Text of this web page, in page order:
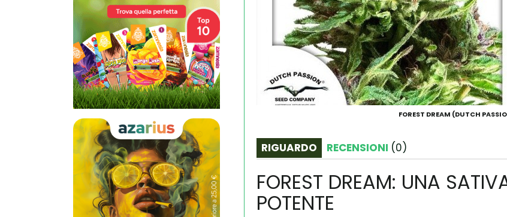
FOREST DREAM (DUTCH
RIGUARDO RECENSIONI (0)
FOREST DREAM: UNA
POTENTE